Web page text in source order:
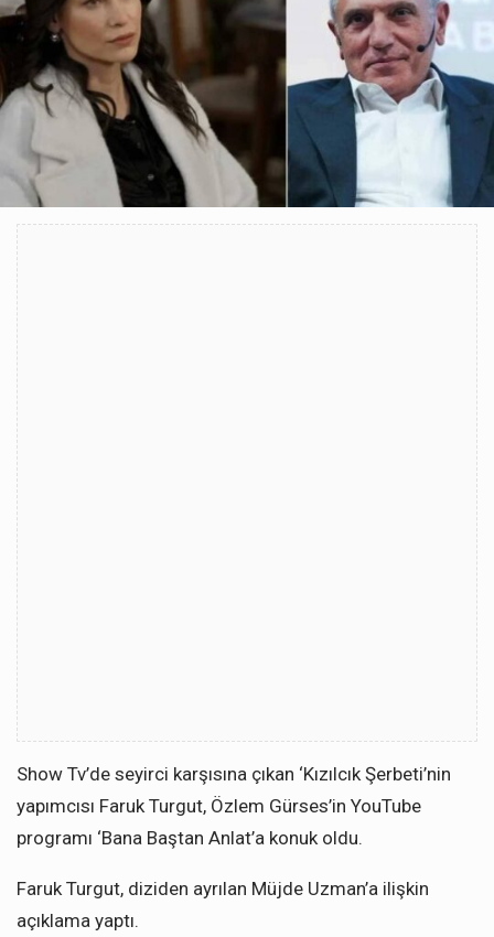
Show Tv’de seyirci karşısına çıkan ‘Kızılcık Şerbeti’nin
yapımcısı Faruk Turgut, Özlem Gürses’in YouTube
programı ‘Bana Baştan Anlat’a konuk oldu.
Faruk Turgut, diziden ayrılan Müjde Uzman’a ilişkin
açıklama yaptı.